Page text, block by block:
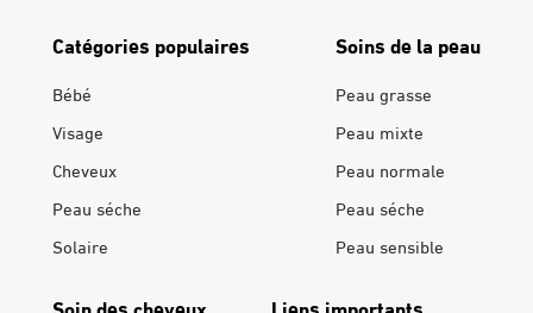
Catégories populaires
Bébé
Visage
Cheveux
Peau séche
Solaire
Soins de la peau
Peau grasse
Peau mixte
Peau normale
Peau séche
Peau sensible